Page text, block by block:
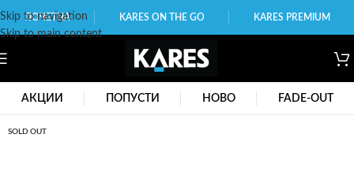
Skip to navigation
Skip to main content
ПОЧЕТНА KARES ON THE GO KARES PREMIUM
АКЦИИ ПОПУСТИ НОВО FADE-OUT
SOLD OUT